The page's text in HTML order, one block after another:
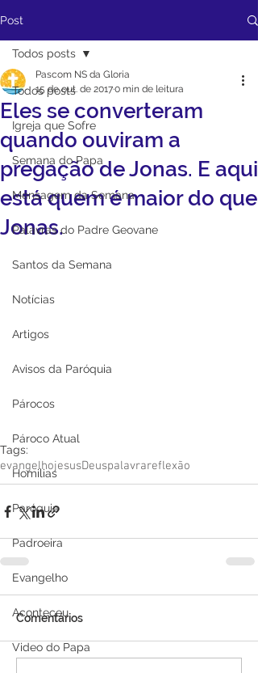
Post
Todos posts
Igreja que Sofre
Semana do Papa
Mensagem da Semana
Palavras do Padre Geovane
Santos da Semana
Notícias
Artigos
Avisos da Paróquia
Párocos
Pároco Atual
Homilias
Paróquia
Padroeira
Evangelho
Aconteceu
Video do Papa
Todos posts
Eles se converteram
quando ouviram a
pregação de Jonas. E aqui
está quem é maior do que
Jonas.
Pascom NS da Gloria
15 de out. de 20170 min de leitura
Tags:
evangelhojesusDeuspalavrareflexão
Comentários